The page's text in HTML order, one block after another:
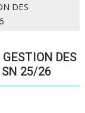
DES
DES
SN 25/26